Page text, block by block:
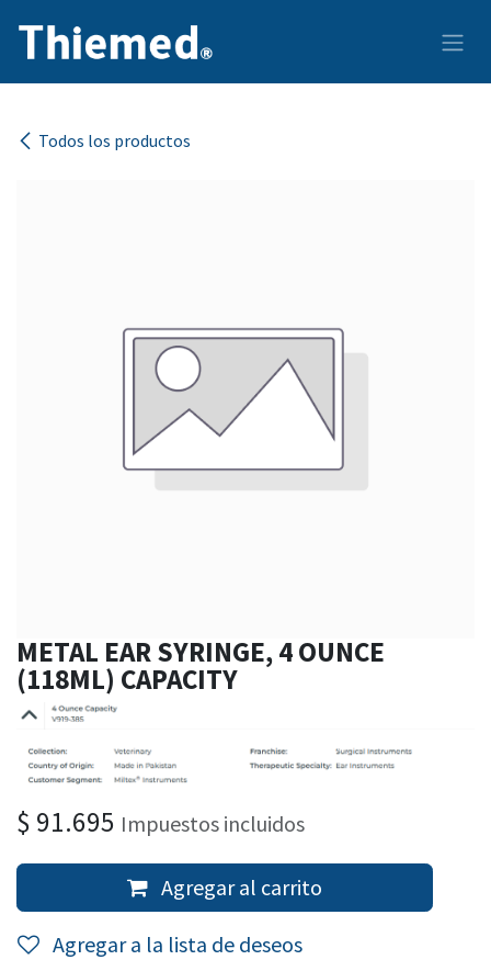
Todos los productos
METAL EAR SYRINGE, 4 OUNCE
(118ML) CAPACITY
$ 91.695 Impuestos incluidos
Agregar al carrito
Agregar a la lista de deseos